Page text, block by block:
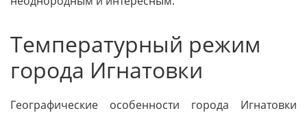
Температурный режим
города Игнатовки
Географические особенности города Игнатовки